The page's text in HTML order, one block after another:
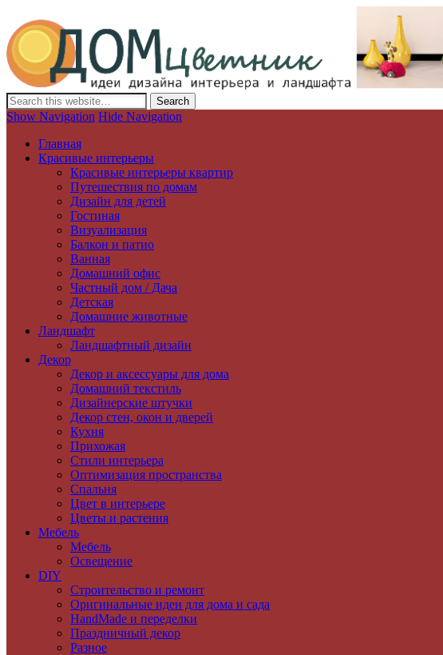
Дизайн интерьера и ландшафта, декор и обустройство дома. Идеи со всего мира.
Show Navigation Hide Navigation
Главная
Красивые интерьеры
Красивые интерьеры квартир
Путешествия по домам
Дизайн для детей
Гостиная
Визуализация
Балкон и патио
Ванная
Домашний офис
Частный дом / Дача
Детская
Домашние животные
Ландшафт
Ландшафтный дизайн
Декор
Декор и аксессуары для дома
Домашний текстиль
Дизайнерские штучки
Декор стен, окон и дверей
Кухня
Прихожая
Стили интерьера
Оптимизация пространства
Спальня
Цвет в интерьере
Цветы и растения
Мебель
Мебель
Освещение
DIY
Строительство и ремонт
Оригинальные идеи для дома и сада
HandMade и переделки
Праздничный декор
Разное